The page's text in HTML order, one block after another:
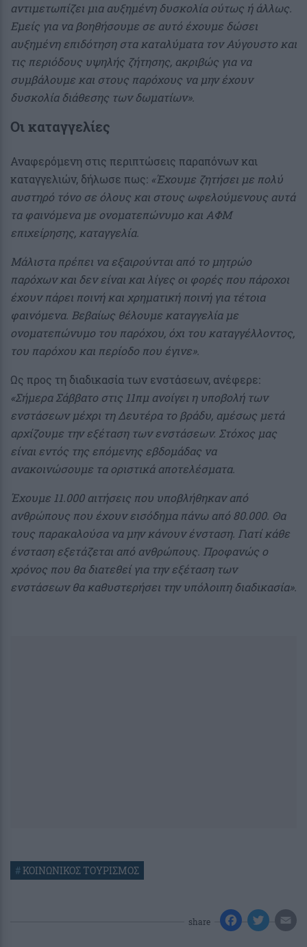
αντιμετωπίζει μια αυξημένη δυσκολία ούτως ή άλλως.
Εμείς για να βοηθήσουμε σε αυτό έχουμε δώσει
αυξημένη επιδότηση στα καταλύματα τον Αύγουστο και
τις περιόδους υψηλής ζήτησης, ακριβώς για να
συμβάλουμε και στους παρόχους να μην έχουν
δυσκολία διάθεσης των δωματίων».
Οι καταγγελίες
Αναφερόμενη στις περιπτώσεις παραπόνων και
καταγγελιών, δήλωσε πως: «Έχουμε ζητήσει με πολύ
αυστηρό τόνο σε όλους και στους ωφελούμενους αυτά
τα φαινόμενα με ονοματεπώνυμο και ΑΦΜ
επιχείρησης, καταγγελία.
Μάλιστα πρέπει να εξαιρούνται από το μητρώο
παρόχων και δεν είναι και λίγες οι φορές που πάροχοι
έχουν πάρει ποινή και χρηματική ποινή για τέτοια
φαινόμενα. Βεβαίως θέλουμε καταγγελία με
ονοματεπώνυμο του παρόχου, όχι του καταγγέλλοντος,
του παρόχου και περίοδο που έγινε».
Ως προς τη διαδικασία των ενστάσεων, ανέφερε:
«Σήμερα Σάββατο στις 11πμ ανοίγει η υποβολή των
ενστάσεων μέχρι τη Δευτέρα το βράδυ, αμέσως μετά
αρχίζουμε την εξέταση των ενστάσεων. Στόχος μας
είναι εντός της επόμενης εβδομάδας να
ανακοινώσουμε τα οριστικά αποτελέσματα.
Έχουμε 11.000 αιτήσεις που υποβλήθηκαν από
ανθρώπους που έχουν εισόδημα πάνω από 80.000. Θα
τους παρακαλούσα να μην κάνουν ένσταση. Γιατί κάθε
ένσταση εξετάζεται από ανθρώπους. Προφανώς ο
χρόνος που θα διατεθεί για την εξέταση των
ενστάσεων θα καθυστερήσει την υπόλοιπη διαδικασία».
#ΚΟΙΝΩΝΙΚΟΣ ΤΟΥΡΙΣΜΟΣ
share